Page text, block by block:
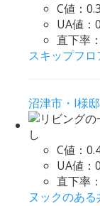
C値： 0.3
UA値：
直下率：
スキップフ
沼津市・I様邸
C値：
UA値：
直下率：
ヌックのあ